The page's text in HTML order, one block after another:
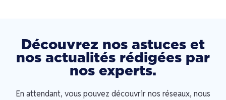
Découvrez nos astuces et
nos actualités rédigées par
nos experts.
En attendant, vous pouvez découvrir nos réseaux, nous